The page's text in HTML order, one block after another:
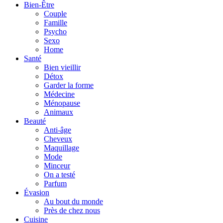
Bien-Être
Couple
Famille
Psycho
Sexo
Home
Santé
Bien vieillir
Détox
Garder la forme
Médecine
Ménopause
Animaux
Beauté
Anti-âge
Cheveux
Maquillage
Mode
Minceur
On a testé
Parfum
Évasion
Au bout du monde
Près de chez nous
Cuisine